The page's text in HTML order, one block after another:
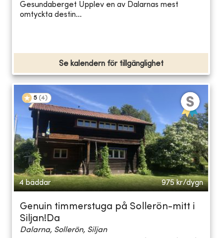
Gesundaberget Upplev en av Dalarnas mest
omtyckta destin...
Se kalendern för tillgänglighet
5 (4)
4 bäddar 975 kr/dygn
Genuin timmerstuga på Sollerön-mitt i
Siljan!Da
Dalarna, Sollerön, Siljan